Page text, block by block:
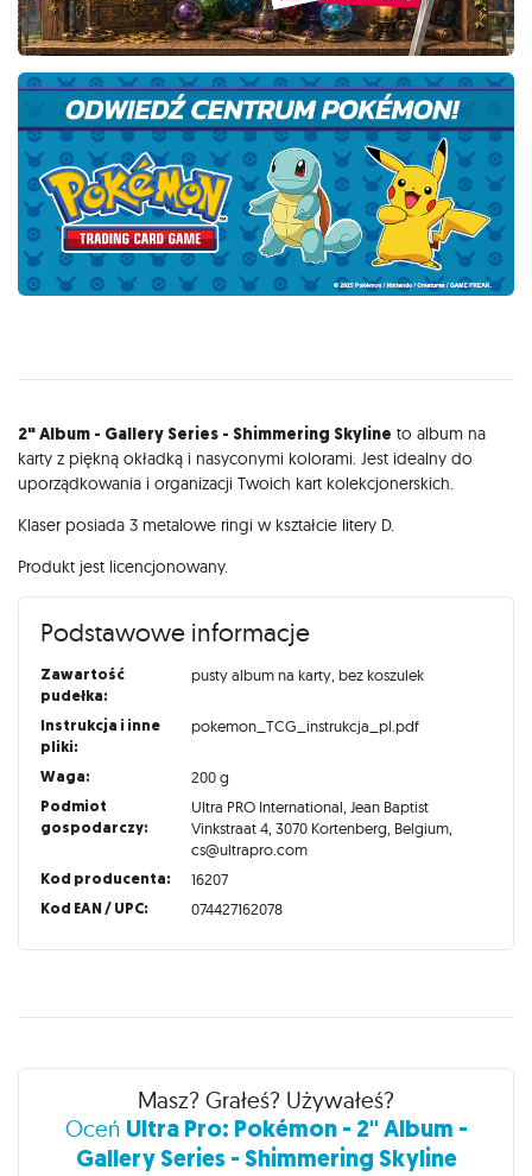
Opis
2" Album - Gallery Series - Shimmering Skyline to album na
karty z piękną okładką i nasyconymi kolorami. Jest idealny do
uporządkowania i organizacji Twoich kart kolekcjonerskich.
Klaser posiada 3 metalowe ringi w kształcie litery D.
Produkt jest licencjonowany.
Podstawowe informacje
Zawartość
pudełka:
pusty album na karty, bez koszulek
Instrukcja i inne
pliki:
pokemon_TCG_instrukcja_pl.pdf
Waga: 200 g
Podmiot
gospodarczy:
Ultra PRO International, Jean Baptist
Vinkstraat 4, 3070 Kortenberg, Belgium,
cs@ultrapro.com
Kod producenta: 16207
Kod EAN / UPC: 074427162078
Recenzje
Masz? Grałeś? Używałeś?
Oceń Ultra Pro: Pokémon - 2" Album -
Gallery Series - Shimmering Skyline